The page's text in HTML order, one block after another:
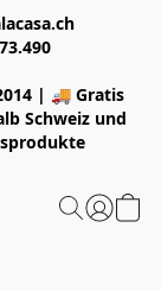
| 🚚 Gratis
Schweiz und